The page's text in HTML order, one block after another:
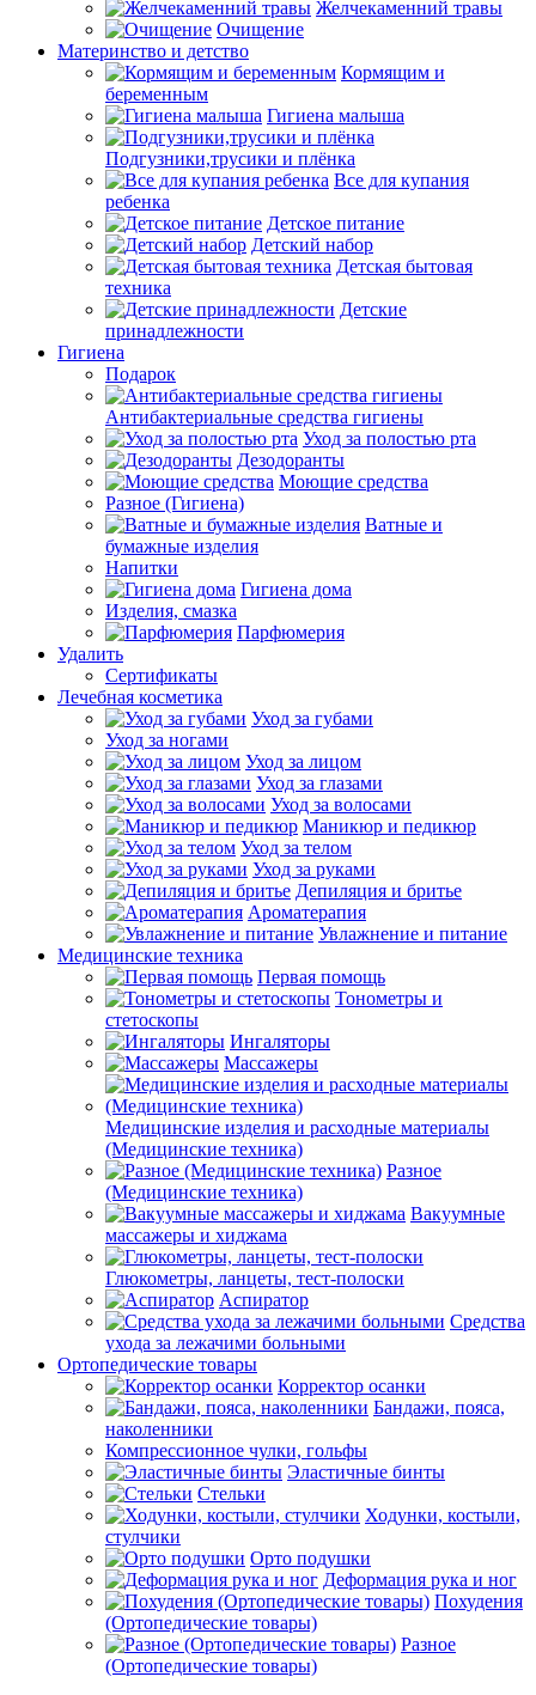
Желчекаменний травы
Очищение
Материнство и детство
Кормящим и
беременным
Гигиена малыша
Подгузники,трусики и плёнка
Все для купания
ребенка
Детское питание
Детский набор
Детская бытовая
техника
Детские
принадлежности
Гигиена
Подарок
Антибактериальные средства гигиены
Уход за полостью рта
Дезодоранты
Моющие средства
Разное (Гигиена)
Ватные и
бумажные изделия
Напитки
Гигиена дома
Изделия, смазка
Парфюмерия
Удалить
Сертификаты
Лечебная косметика
Уход за губами
Уход за ногами
Уход за лицом
Уход за глазами
Уход за волосами
Маникюр и педикюр
Уход за телом
Уход за руками
Депиляция и бритье
Ароматерапия
Увлажнение и питание
Медицинские техника
Первая помощь
Тонометры и
стетоскопы
Ингаляторы
Массажеры
Медицинские изделия и расходные материалы
(Медицинские техника)
Разное
(Медицинские техника)
Вакуумные
массажеры и хиджама
Глюкометры, ланцеты, тест-полоски
Аспиратор
Средства
ухода за лежачими больными
Ортопедические товары
Корректор осанки
Бандажи, пояса,
наколенники
Компрессионное чулки, гольфы
Эластичные бинты
Стельки
Ходунки, костыли,
стулчики
Орто подушки
Деформация рука и ног
Похудения
(Ортопедические товары)
Разное
(Ортопедические товары)